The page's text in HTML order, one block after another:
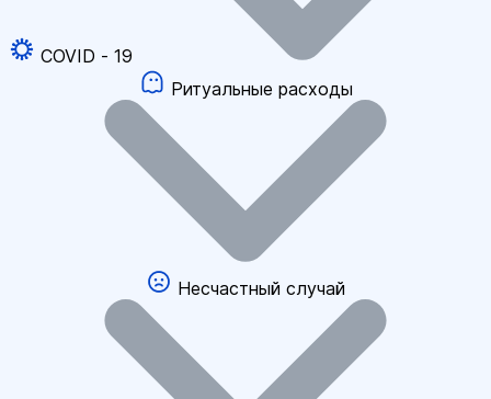
COVID - 19
Ритуальные расходы
Несчастный случай